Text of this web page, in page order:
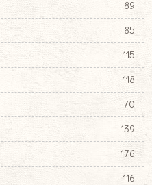
89
85
115
118
70
139
176
116